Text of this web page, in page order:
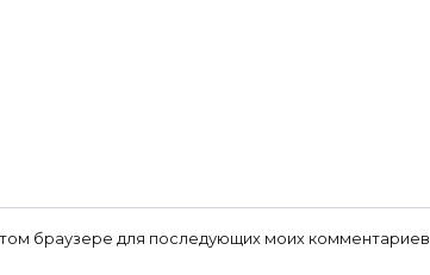
браузере для последующих моих комментариев.